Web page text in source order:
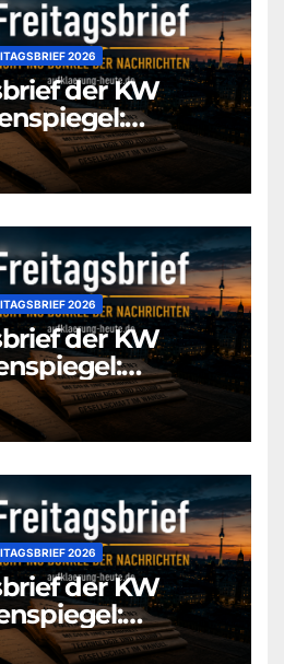
2026
der KW
heute-de]
2026
der KW
heute.de]
2026
der KW
heute.de]